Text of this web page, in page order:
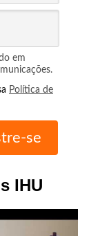
em
Política de
IHU